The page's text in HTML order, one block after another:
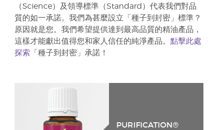
（Science）及領導標準（Standard）代表我們對品
質的如一承諾。我們為甚麼設立「種子到封密」標準？
原因就是您。我們希望提供達到最高品質的精油產品，
這樣才能獻出值得您和家人信任的純淨產品。 點擊此處
探索 「種子到封密」承諾！
PURIFICATION®